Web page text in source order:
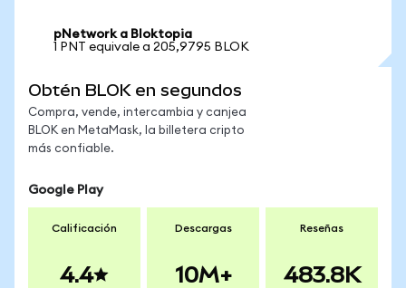
pNetwork a Bloktopia
1 PNT equivale a 205,9795 BLOK
Obtén BLOK en segundos
Compra, vende, intercambia y canjea
BLOK en MetaMask, la billetera cripto
más confiable.
Google Play
Calificación
4.4
Descargas
10M+
Reseñas
483.8K